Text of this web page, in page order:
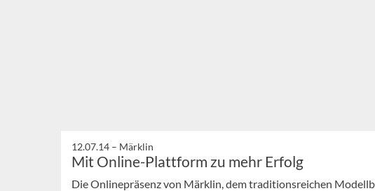
12.07.14 – Märklin
Mit Online-Plattform zu mehr Erfolg
Die Onlinepräsenz von Märklin, dem traditionsreichen